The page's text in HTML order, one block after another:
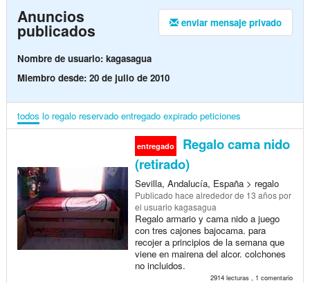
enviar mensaje privado
Anuncios
publicados
Nombre de usuario: kagasagua
Miembro desde: 20 de julio de 2010
todos lo regalo reservado entregado expirado peticiones
entregado
Regalo cama nido
(retirado)
Sevilla, Andalucía, España > regalo
Publicado hace alrededor de 13 añospor
el usuario kagasagua
Regalo armario y cama nido a juego
con tres cajones bajocama. para
recojer a principios de la semana que
viene en mairena del alcor. colchones
no incluidos.
2914 lecturas , 1 comentario